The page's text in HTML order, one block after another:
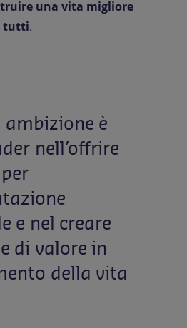
una vita migliore
tutti.
ambizione è
nell’offrire
per
e nel creare
di valore in
della vita